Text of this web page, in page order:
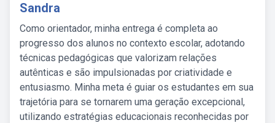
Sandra
Como orientador, minha entrega é completa ao
progresso dos alunos no contexto escolar, adotando
técnicas pedagógicas que valorizam relações
autênticas e são impulsionadas por criatividade e
entusiasmo. Minha meta é guiar os estudantes em sua
trajetória para se tornarem uma geração excepcional,
utilizando estratégias educacionais reconhecidas por